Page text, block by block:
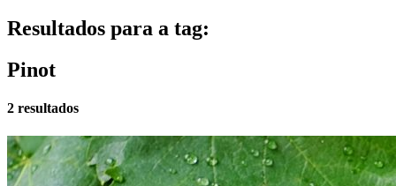
Resultados para a tag:
Pinot
2 resultados